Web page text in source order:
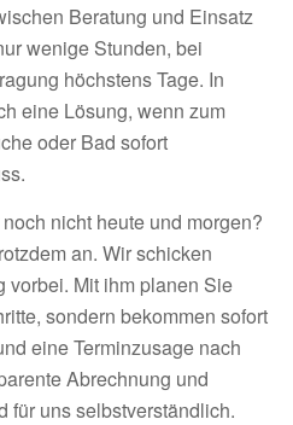
Beratung und Einsatz
wenige Stunden, bei
höchstens Tage. In
eine Lösung, wenn zum
oder Bad sofort
nicht heute und morgen?
an. Wir schicken
vorbei. Mit ihm planen Sie
sondern bekommen sofort
eine Terminzusage nach
Abrechnung und
für uns selbstverständlich.